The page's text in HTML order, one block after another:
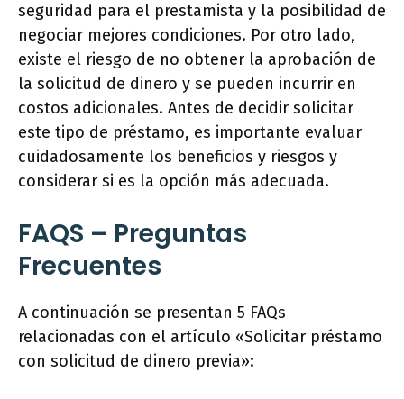
seguridad para el prestamista y la posibilidad de
negociar mejores condiciones. Por otro lado,
existe el riesgo de no obtener la aprobación de
la solicitud de dinero y se pueden incurrir en
costos adicionales. Antes de decidir solicitar
este tipo de préstamo, es importante evaluar
cuidadosamente los beneficios y riesgos y
considerar si es la opción más adecuada.
FAQS – Preguntas
Frecuentes
A continuación se presentan 5 FAQs
relacionadas con el artículo «Solicitar préstamo
con solicitud de dinero previa»: